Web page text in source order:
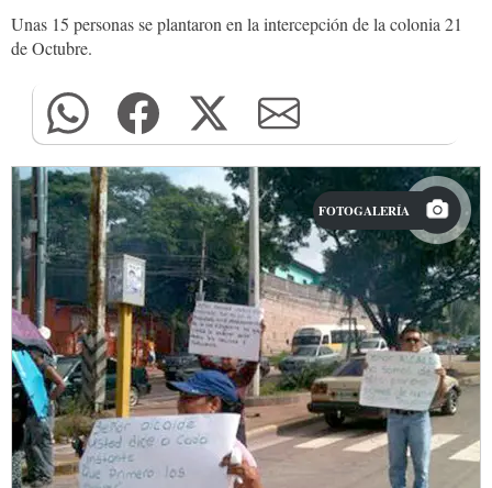
Unas 15 personas se plantaron en la intercepción de la colonia 21
de Octubre.
FOTOGALERÍA